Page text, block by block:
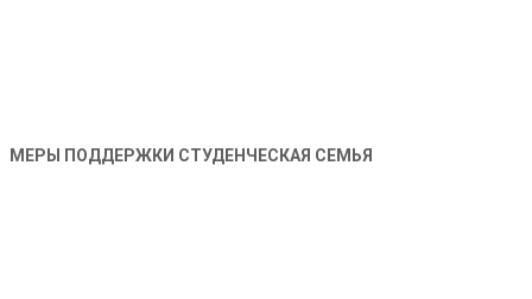
МЕРЫ ПОДДЕРЖКИ СТУДЕНЧЕСКАЯ СЕМЬЯ